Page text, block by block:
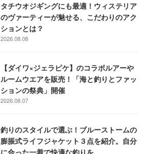
タチウオジギングにも最適！ウィステリア
のヴァーティーが魅せる、こだわりのアク
ションとは？
2026.08.08
【ダイワ×ジェラピケ】のコラボルアーや
ルームウエアを販売！「海と釣りとファッ
ションの祭典」開催
2026.08.07
釣りのスタイルで選ぶ！ブルーストームの
膨脹式ライフジャケット３点を紹介。自分